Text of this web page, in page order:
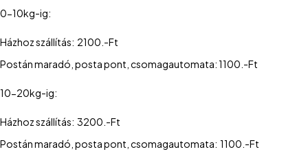
0-10kg-ig:
Házhoz szállítás: 2100.-Ft
Postán maradó, posta pont, csomagautomata: 1100.-Ft
10-20kg-ig:
Házhoz szállítás: 3200.-Ft
Postán maradó, posta pont, csomagautomata: 1100.-Ft